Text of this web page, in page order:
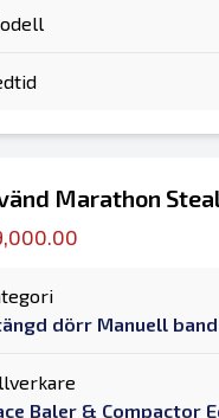
Marathon
dörr Manuell
Baler & Compactor